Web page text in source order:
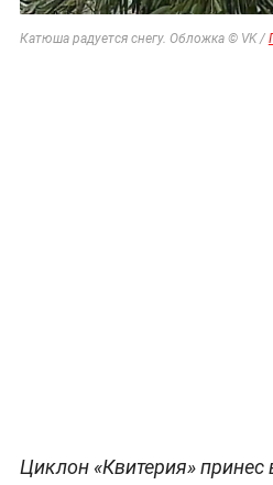
Катюша радуется снегу. Обложка © VK /
Циклон «Квитерия» принес